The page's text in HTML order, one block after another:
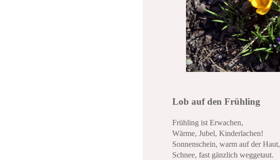
Lob auf den Frühling
Frühling ist Erwachen,
Wärme, Jubel, Kinderlachen!
Sonnenschein, warm auf der Haut,
Schnee, fast gänzlich weggetaut.